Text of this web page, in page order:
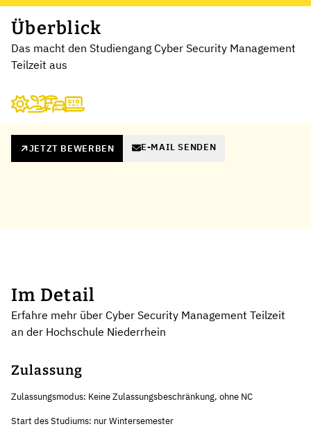
Überblick
Das macht den Studiengang Cyber Security Management
Teilzeit aus
JETZT BEWERBEN E-MAIL SENDEN
Im Detail
Erfahre mehr über Cyber Security Management Teilzeit
an der Hochschule Niederrhein
Zulassung
Zulassungsmodus: Keine Zulassungsbeschränkung, ohne NC
Start des Studiums: nur Wintersemester